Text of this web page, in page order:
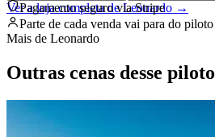
Ver a loja completa deLeonardo →
Pagamento seguro via Stripe
Parte de cada venda vai para do piloto
Mais de Leonardo
Outras cenas desse piloto